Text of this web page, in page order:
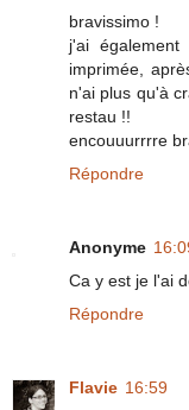
bravissimo !
j'ai
imprimée,
n'ai plus qu'à
restau !!
encouuurrrre
Répondre
Anonyme
Ca y est je l'ai
Répondre
Flavie 16:59